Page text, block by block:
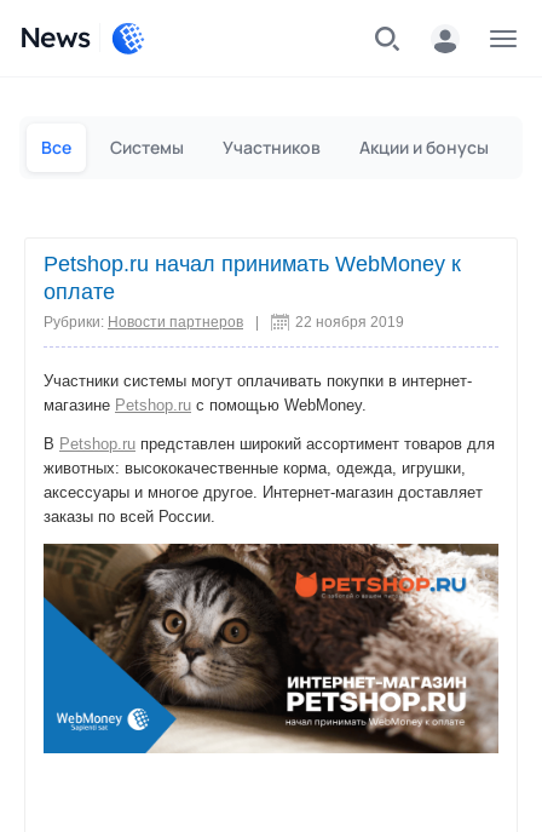
News
Все Системы Участников Акции и бонусы
Petshop.ru начал принимать WebMoney к
оплате
Рубрики: Новости партнеров 22 ноября 2019
Участники системы могут оплачивать покупки в интернет-
магазине Petshop.ru с помощью WebMoney.
В Petshop.ru представлен широкий ассортимент товаров для
животных: высококачественные корма, одежда, игрушки,
аксессуары и многое другое. Интернет-магазин доставляет
заказы по всей России.